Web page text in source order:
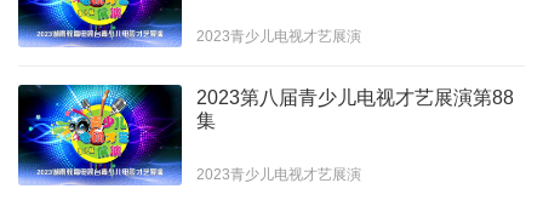
2023青少儿电视才艺展演
2023第八届青少儿电视才艺展演第88
集
2023青少儿电视才艺展演